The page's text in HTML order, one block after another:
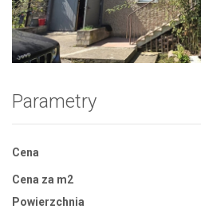
Zdjęcie 1
Parametry
Cena
Cena za m2
Powierzchnia